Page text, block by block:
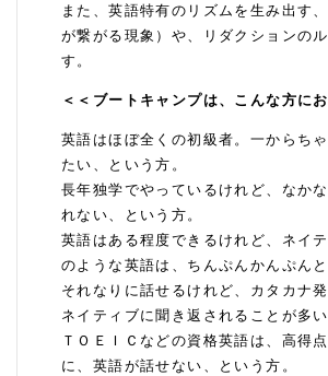
また、英語特有のリズムを生み出す
が繋がる現象）や、リダクションの
す。
＜＜ブートキャンプは、こんな方に
英語はほぼ全くの初級者。一からち
たい、という方。
長年独学でやっているけれど、なか
れない、という方。
英語はある程度できるけれど、ネイ
のような英語は、ちんぷんかんぷんと
それなりに話せるけれど、カタカナ発
ネイティブに聞き返されることが多い
ＴＯＥＩＣなどの資格英語は、高得
に、英語が話せない、という方。